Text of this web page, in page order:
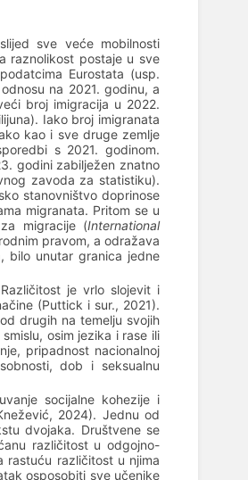
sve veće mobilnosti
raznolikost postaje u sve
Eurostata (usp.
na 2021. godinu, a
broj imigracija u 2022.
Iako broj imigranata
kao i sve druge zemlje
s 2021. godinom.
godini zabilježen znatno
zavoda za statistiku).
stanovništvo doprinose
migranata. Pritom se u
migracije (International
pravom, a odražava
bilo unutar granica jedne
je vrlo slojevit i
(Puttick i sur., 2021).
drugih na temelju svojih
osim jezika i rase ili
pripadnost nacionalnoj
dob i seksualnu
socijalne kohezije i
2024). Jednu od
dvojaka. Društvene se
različitost u odgojno-
rastuću različitost u njima
osposobiti sve učenike